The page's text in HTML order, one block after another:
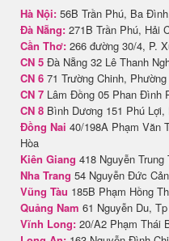
Hà Nội: 56B Trần Phú, Ba
Đà Nẵng: 271B Trần Phú, Hải
Cần Thơ: 266 đường 30/4, P.
CN 5 Đà Nẵng 32 Lê Thanh
CN 6 71 Trường Chinh,
CN 7 Lâm Đồng 05 Phan Đình
CN 8 Bình Dương 151 Phú
Đồng Nai 40/198A Phạm Văn
Hòa
Kiên Giang 418 Nguyễn
Nha Trang 54 Nguyễn Đức
Vũng Tàu 185B Phạm Hồng
Quảng Nam 61 Nguyễn Du,
Vĩnh Long: 20/A2 Phạm Thái